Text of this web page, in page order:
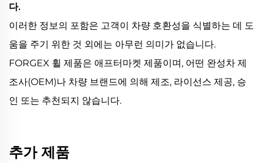
다.
이러한 정보의 포함은 고객이 차량 호환성을 식별하는 데 도
움을 주기 위한 것 외에는 아무런 의미가 없습니다.
FORGEX 휠 제품은 애프터마켓 제품이며, 어떤 완성차 제
조사(OEM)나 차량 브랜드에 의해 제조, 라이선스 제공, 승
인 또는 추천되지 않습니다.
추가 제품